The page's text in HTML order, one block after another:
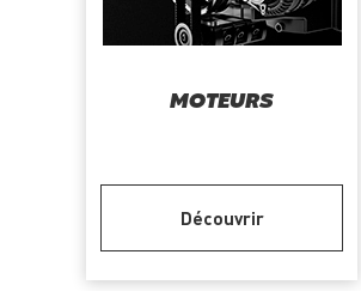
MOTEURS
Découvrir